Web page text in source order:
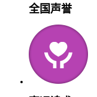
全国声誉